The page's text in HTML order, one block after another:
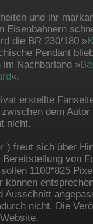
und ihr
Eisenbahnern
die BR 230/180 »
Pendant
im Nachbarland »
«.
erstellte
dem
nicht.
) freut sich über
von
1100*825
können
Ausschnitt
nicht. Die